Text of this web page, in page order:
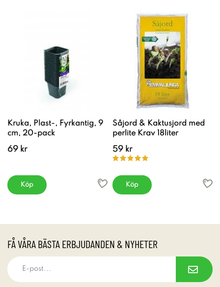
Kruka, Plast-, Fyrkantig, 9
cm, 20-pack
69 kr
Köp
Såjord & Kaktusjord med
perlite Krav 18liter
59 kr
Köp
FÅ VÅRA BÄSTA ERBJUDANDEN & NYHETER